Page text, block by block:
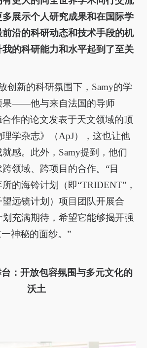
展示个人研究成果和在国际学
沿的科研动态和技术手段的机
的科研能力和水平起到了至关
创新的科研氛围下，Samy的学
果——他与来自法国的导师
合作的论文发表于天文领域的顶
学杂志》（ApJ），这也让他
感。此外，Samy提到，他们
领域、跨项目的合作。“目
的海铃计划（即“TRIDENT”，
远镜计划）项目团队开展合
充满期待，希望它能够揭开强
一神秘的面纱。”
：开放包容氛围与多元文化的
沃土